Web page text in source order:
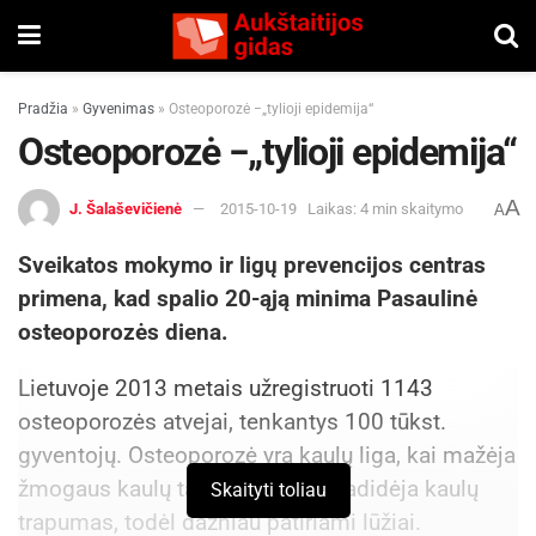
Pradžia » Gyvenimas » Osteoporozė −„tylioji epidemija“
Osteoporozė −„tylioji epidemija“
J. Šalaševičienė 2015-10-19 Laikas: 4 min skaitymo AA
Sveikatos mokymo ir ligų prevencijos centras
primena, kad spalio 20-ąją minima Pasaulinė
osteoporozės diena.
Lietuvoje 2013 metais užregistruoti 1143
osteoporozės atvejai, tenkantys 100 tūkst.
gyventojų. Osteoporozė yra kaulų liga, kai mažėja
žmogaus kaulų tankis ir masė, padidėja kaulų
trapumas, todėl dažniau patiriami lūžiai.
Skaityti toliau